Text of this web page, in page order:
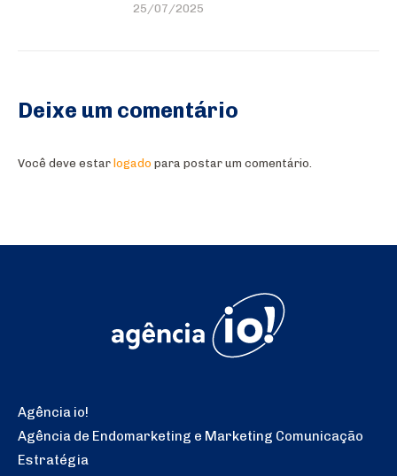
25/07/2025
Deixe um comentário
Você deve estar logado para postar um comentário.
Agência io!
Agência de Endomarketing e Marketing Comunicação
Estratégia